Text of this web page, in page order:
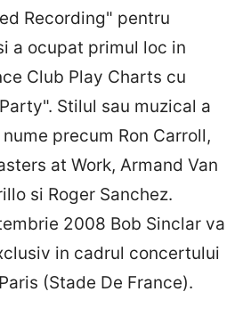
Recording" pentru
a ocupat primul loc in
Club Play Charts cu
Stilul sau muzical a
precum Ron Carroll,
at Work, Armand Van
si Roger Sanchez.
2008 Bob Sinclar va
in cadrul concertului
(Stade De France).